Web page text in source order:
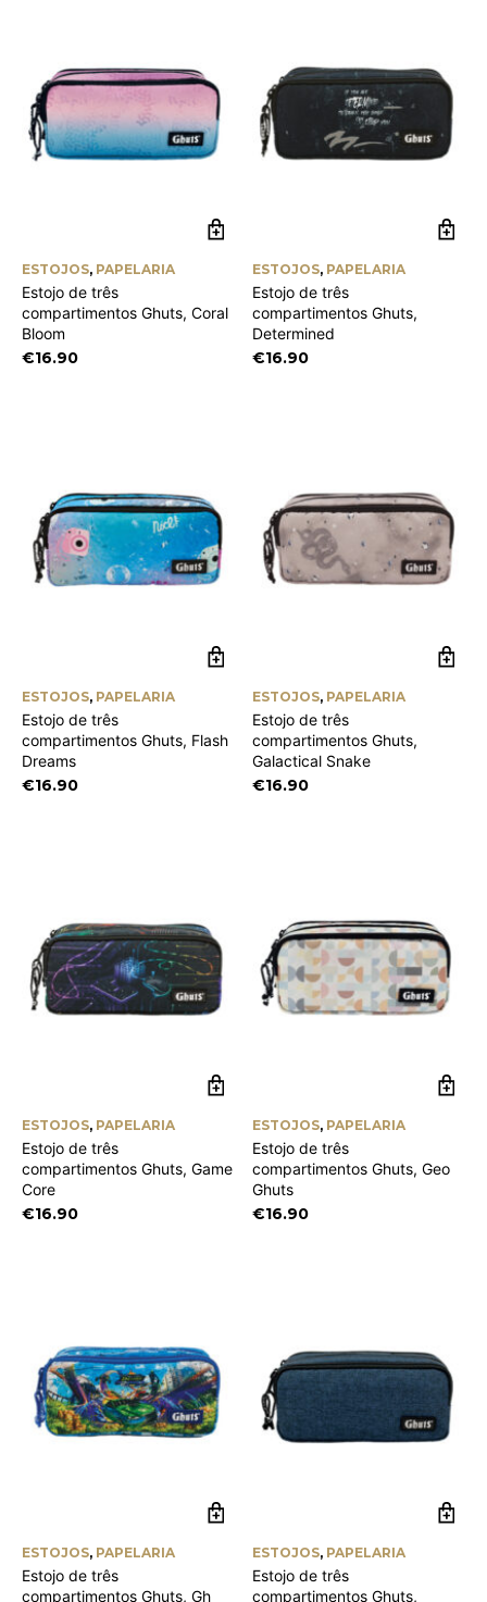
ESTOJOS, PAPELARIA
Estojo de três
compartimentos Ghuts, Coral
Bloom
€16.90
ESTOJOS, PAPELARIA
Estojo de três
compartimentos Ghuts,
Determined
€16.90
ESTOJOS, PAPELARIA
Estojo de três
compartimentos Ghuts, Flash
Dreams
€16.90
ESTOJOS, PAPELARIA
Estojo de três
compartimentos Ghuts,
Galactical Snake
€16.90
ESTOJOS, PAPELARIA
Estojo de três
compartimentos Ghuts, Game
Core
€16.90
ESTOJOS, PAPELARIA
Estojo de três
compartimentos Ghuts, Geo
Ghuts
€16.90
ESTOJOS, PAPELARIA
Estojo de três
compartimentos Ghuts, Gh
ESTOJOS, PAPELARIA
Estojo de três
compartimentos Ghuts,